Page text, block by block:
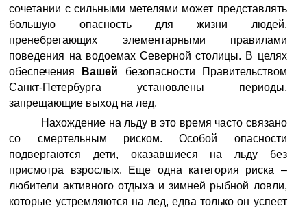
сочетании с сильными метелями может представлять
большую опасность для жизни людей,
пренебрегающих элементарными правилами
поведения на водоемах Северной столицы. В целях
обеспечения
Вашей безопасности Правительством
Санкт-Петербурга установлены периоды,
запрещающие выход на лед.
Нахождение на льду в это время часто связано
со смертельным риском. Особой опасности
подвергаются дети, оказавшиеся на льду без
присмотра взрослых. Еще одна категория риска –
любители активного отдыха и зимней рыбной ловли,
которые устремляются на лед, едва только он успеет